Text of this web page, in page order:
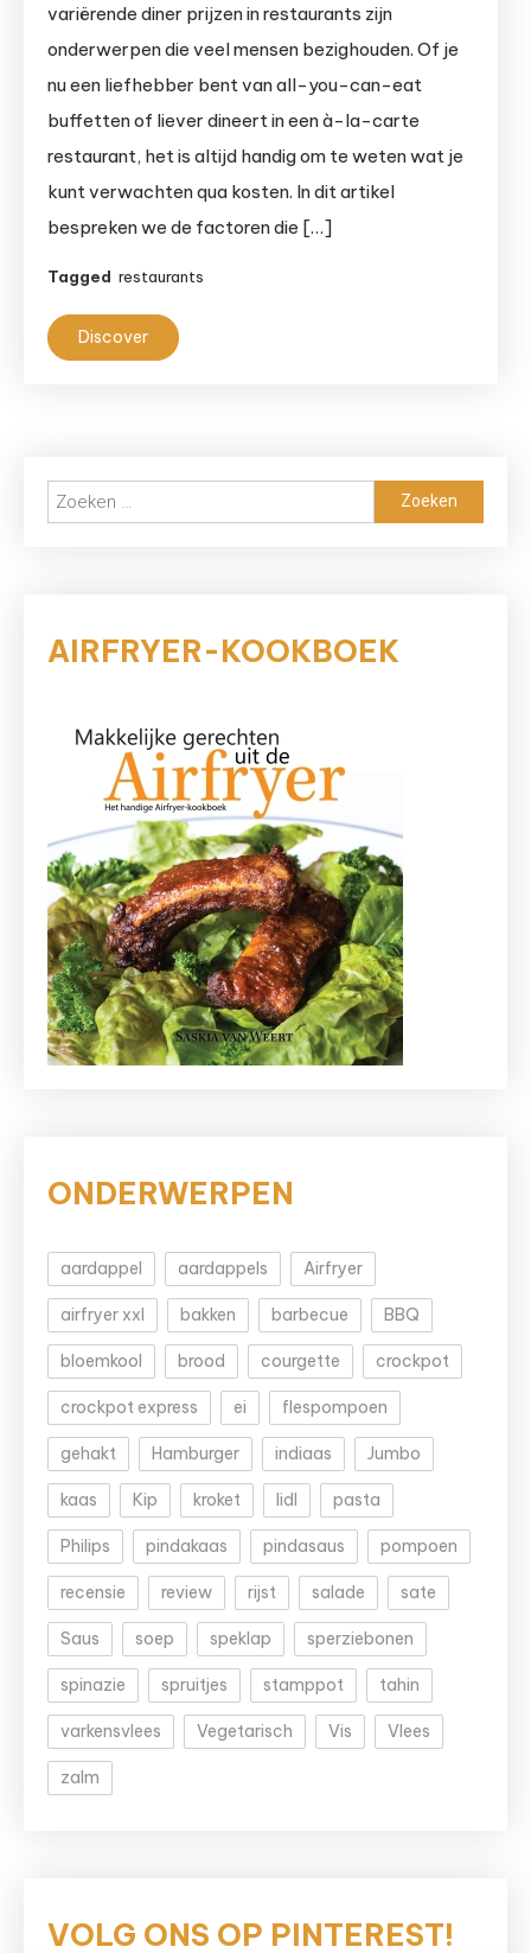
onbeperkt
eten
en
diners
in
restaurants?
variërende diner prijzen in restaurants zijn
onderwerpen die veel mensen bezighouden. Of je
nu een liefhebber bent van all-you-can-eat
buffetten of liever dineert in een à-la-carte
restaurant, het is altijd handig om te weten wat je
kunt verwachten qua kosten. In dit artikel
bespreken we de factoren die […]
Tagged restaurants
Discover
Zoeken
naar:
AIRFRYER-KOOKBOEK
ONDERWERPEN
aardappel aardappels Airfryer
airfryer xxl bakken barbecue BBQ
bloemkool brood courgette crockpot
crockpot express ei flespompoen
gehakt Hamburger indiaas Jumbo
kaas Kip kroket lidl pasta
Philips pindakaas pindasaus pompoen
recensie review rijst salade sate
Saus soep speklap sperziebonen
spinazie spruitjes stamppot tahin
varkensvlees Vegetarisch Vis Vlees
zalm
VOLG ONS OP PINTEREST!